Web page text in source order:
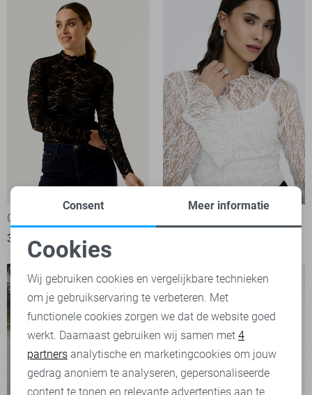
Garcia T-shirt
39,99
Noodzakelijke cookies
Personalisatie cookies
Analytische cookies
Marketing cookies
Consent Meer informatie
Cookies
Wij gebruiken cookies en vergelijkbare technieken
om je gebruikservaring te verbeteren. Met
functionele cookies zorgen we dat de website goed
werkt. Daarnaast gebruiken wij samen met 4
partners analytische en marketingcookies om jouw
gedrag anoniem te analyseren, gepersonaliseerde
content te tonen en relevante advertenties aan te